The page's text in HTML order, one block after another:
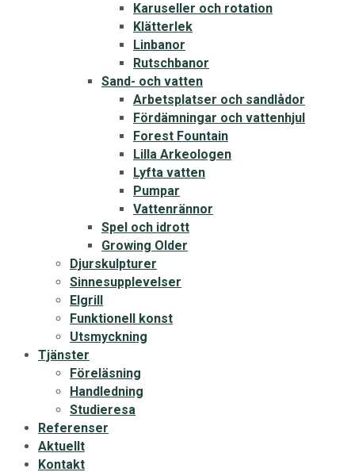
Karuseller och rotation
Klätterlek
Linbanor
Rutschbanor
Sand- och vatten
Arbetsplatser och sandlådor
Fördämningar och vattenhjul
Forest Fountain
Lilla Arkeologen
Lyfta vatten
Pumpar
Vattenrännor
Spel och idrott
Growing Older
Djurskulpturer
Sinnesupplevelser
Elgrill
Funktionell konst
Utsmyckning
Tjänster
Föreläsning
Handledning
Studieresa
Referenser
Aktuellt
Kontakt